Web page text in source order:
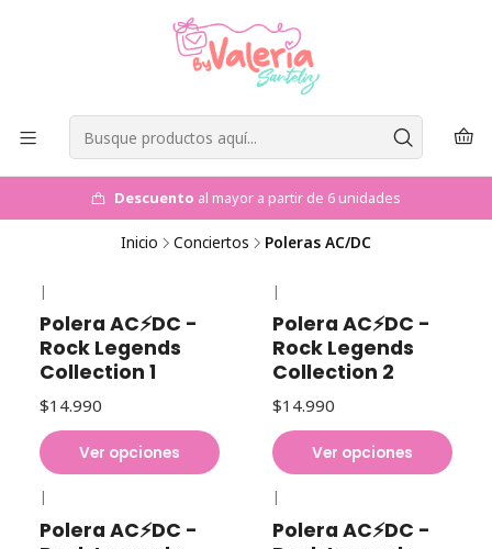
Descuento al mayor a partir de 6 unidades
Inicio Conciertos Poleras AC/DC
|
Polera AC⚡DC -
Rock Legends
Collection 1
$14.990
Ver opciones
|
Polera AC⚡DC -
Rock Legends
Collection 2
$14.990
Ver opciones
|
Polera AC⚡DC -
|
Polera AC⚡DC -